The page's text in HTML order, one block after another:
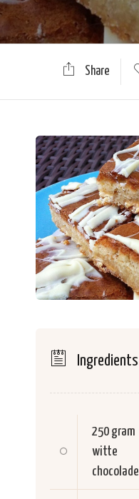
Share
Ingredients
250 gram
witte
chocolade